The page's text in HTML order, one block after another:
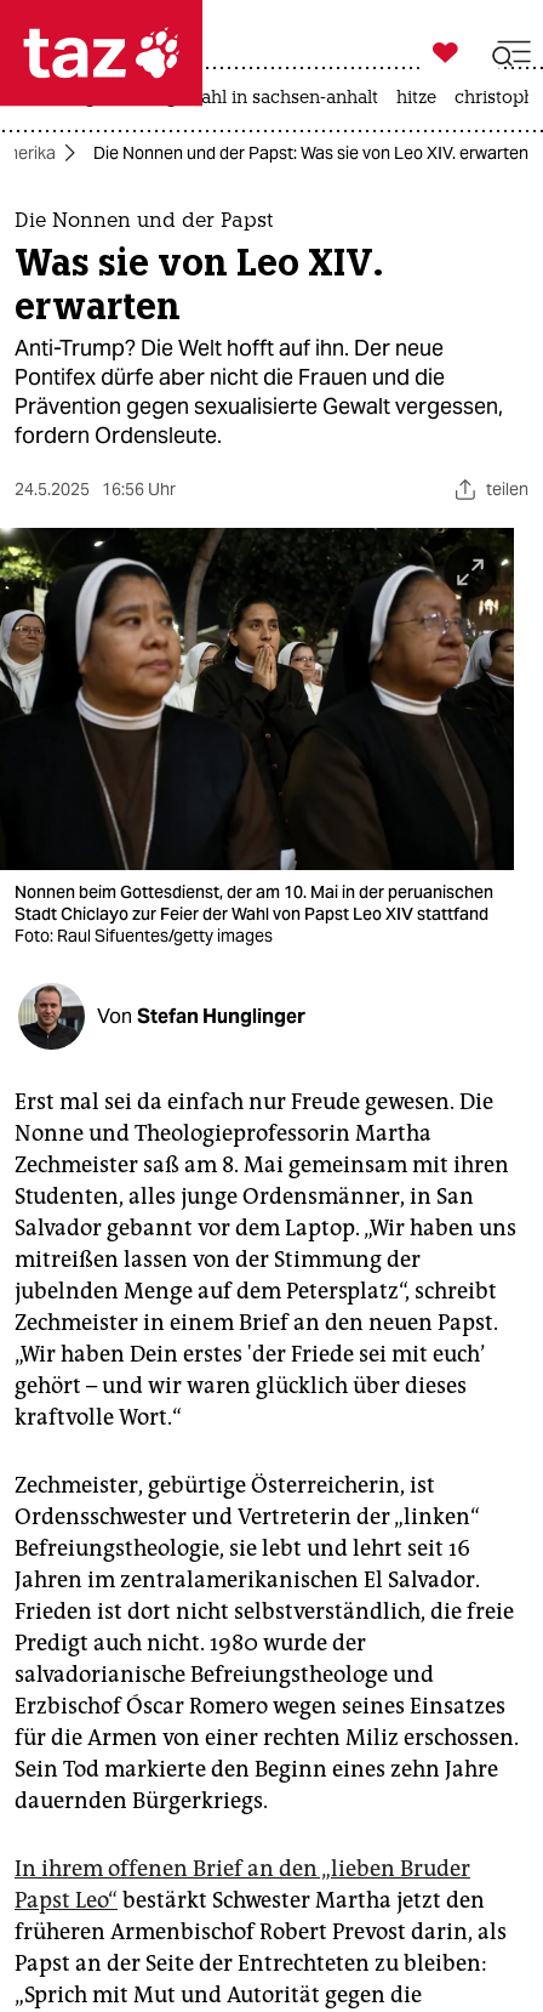
 taz zahl ich
taz zahl ich
themen
politik
öko
gesellschaft
kultur
sport
berlin
nord
wahrheit
verlag
veranstaltungen
fragen & hilfe
unterstützen
abo
genossenschaft
epaper login

taz zahl ich
landtagswahl in sachsen-anhalt hitze
Die Nonnen und der Papst: Was sie von Leo XIV. erwarten
Die Nonnen und der Papst
Was sie von Leo XIV.
erwarten
Anti-Trump? Die Welt hofft auf ihn. Der neue
Pontifex dürfe aber nicht die Frauen und die
Prävention gegen sexualisierte Gewalt vergessen,
fordern Ordensleute.
24.5.2025 16:56 Uhr teilen
Nonnen beim Gottesdienst, der am 10. Mai in der peruanischen
Stadt Chiclayo zur Feier der Wahl von Papst Leo XIV stattfand
Foto: Raul Sifuentes/getty images
Von Stefan Hunglinger
Erst mal sei da einfach nur Freude gewesen. Die
Nonne und Theologieprofessorin Martha
Zechmeister saß am 8. Mai gemeinsam mit ihren
Studenten, alles junge Ordensmänner, in San
Salvador gebannt vor dem Laptop. „Wir haben uns
mitreißen lassen von der Stimmung der
jubelnden Menge auf dem Petersplatz“, schreibt
Zechmeister in einem Brief an den neuen Papst.
„Wir haben Dein erstes 'der Friede sei mit euch’
gehört – und wir waren glücklich über dieses
kraftvolle Wort.“
Zechmeister, gebürtige Österreicherin, ist
Ordensschwester und Vertreterin der „linken“
Befreiungstheologie, sie lebt und lehrt seit 16
Jahren im zentralamerikanischen El Salvador.
Frieden ist dort nicht selbstverständlich, die freie
Predigt auch nicht. 1980 wurde der
salvadorianische Befreiungstheologe und
Erzbischof Óscar Romero wegen seines Einsatzes
für die Armen von einer rechten Miliz erschossen.
Sein Tod markierte den Beginn eines zehn Jahre
dauernden Bürgerkriegs.
In ihrem offenen Brief an den „lieben Bruder
Papst Leo“ bestärkt Schwester Martha jetzt den
früheren Armenbischof Robert Prevost darin, als
Papst an der Seite der Entrechteten zu bleiben:
„Sprich mit Mut und Autorität gegen die